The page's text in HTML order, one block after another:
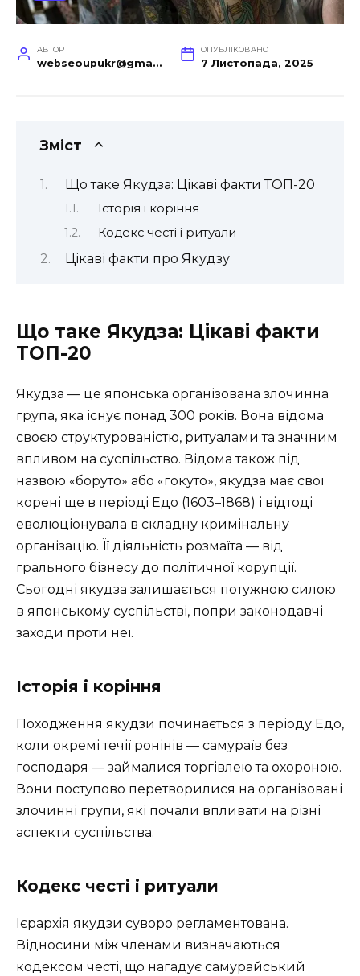
АВТОР
webseoupukr@gmail.com
ОПУБЛІКОВАНО
7 Листопада, 2025
Зміст
Що таке Якудза: Цікаві факти ТОП-20
Історія і коріння
Кодекс честі і ритуали
Цікаві факти про Якудзу
Що таке Якудза: Цікаві факти
ТОП-20
Якудза — це японська організована злочинна
група, яка існує понад 300 років. Вона відома
своєю структурованістю, ритуалами та значним
впливом на суспільство. Відома також під
назвою «боруто» або «гокуто», якудза має свої
корені ще в періоді Едо (1603–1868) і відтоді
еволюціонувала в складну кримінальну
організацію. Її діяльність розмаїта — від
грального бізнесу до політичної корупції.
Сьогодні якудза залишається потужною силою
в японському суспільстві, попри законодавчі
заходи проти неї.
Історія і коріння
Походження якудзи починається з періоду Едо,
коли окремі течії ронінів — самураїв без
господаря — займалися торгівлею та охороною.
Вони поступово перетворилися на організовані
злочинні групи, які почали впливати на різні
аспекти суспільства.
Кодекс честі і ритуали
Ієрархія якудзи суворо регламентована.
Відносини між членами визначаються
кодексом честі, що нагадує самурайський